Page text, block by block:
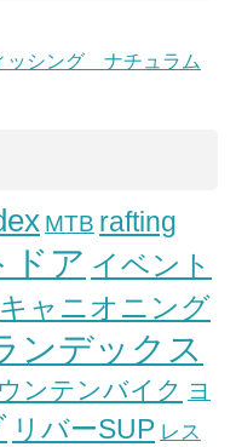
MTB rafting
ドア イベント
キャニオニング
ンデックス
ンテンバイク ヨ
リバーSUP レス